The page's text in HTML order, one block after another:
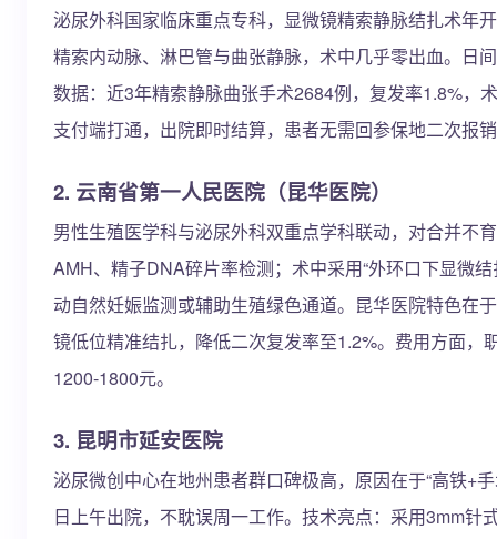
泌尿外科国家临床重点专科，显微镜精索静脉结扎术年
精索内动脉、淋巴管与曲张静脉，术中几乎零出血。日
数据：近3年精索静脉曲张手术2684例，复发率1.8%，
支付端打通，出院即时结算，患者无需回参保地二次报
2. 云南省第一人民医院（昆华医院）
男性生殖医学科与泌尿外科双重点学科联动，对合并不
AMH、精子DNA碎片率检测；术中采用“外环口下显微
动自然妊娠监测或辅助生殖绿色通道。昆华医院特色在
镜低位精准结扎，降低二次复发率至1.2%。费用方面
1200-1800元。
3. 昆明市延安医院
泌尿微创中心在地州患者群口碑极高，原因在于“高铁+
日上午出院，不耽误周一工作。技术亮点：采用3mm